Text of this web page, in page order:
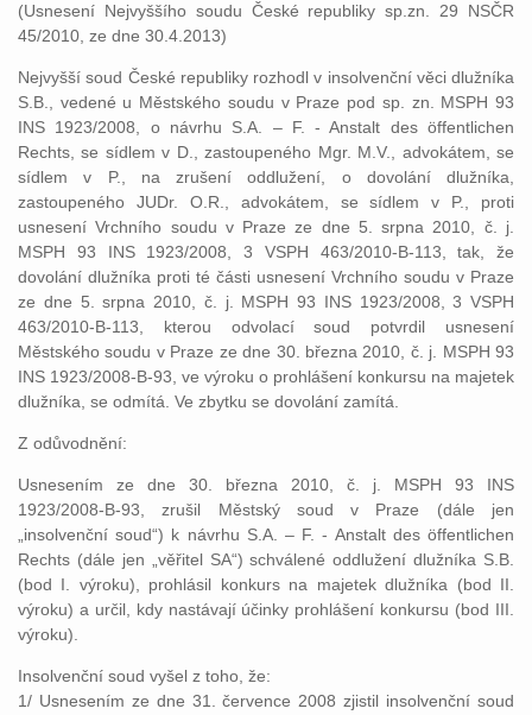
(Usnesení Nejvyššího soudu České republiky sp.zn. 29 NSČR
45/2010, ze dne 30.4.2013)
Nejvyšší soud České republiky rozhodl v insolvenční věci dlužníka
S.B., vedené u Městského soudu v Praze pod sp. zn. MSPH 93
INS 1923/2008, o návrhu S.A. – F. - Anstalt des öffentlichen
Rechts, se sídlem v D., zastoupeného Mgr. M.V., advokátem, se
sídlem v P., na zrušení oddlužení, o dovolání dlužníka,
zastoupeného JUDr. O.R., advokátem, se sídlem v P., proti
usnesení Vrchního soudu v Praze ze dne 5. srpna 2010, č. j.
MSPH 93 INS 1923/2008, 3 VSPH 463/2010-B-113, tak, že
dovolání dlužníka proti té části usnesení Vrchního soudu v Praze
ze dne 5. srpna 2010, č. j. MSPH 93 INS 1923/2008, 3 VSPH
463/2010-B-113, kterou odvolací soud potvrdil usnesení
Městského soudu v Praze ze dne 30. března 2010, č. j. MSPH 93
INS 1923/2008-B-93, ve výroku o prohlášení konkursu na majetek
dlužníka, se odmítá. Ve zbytku se dovolání zamítá.
Z odůvodnění:
Usnesením ze dne 30. března 2010, č. j. MSPH 93 INS
1923/2008-B-93, zrušil Městský soud v Praze (dále jen
„insolvenční soud“) k návrhu S.A. – F. - Anstalt des öffentlichen
Rechts (dále jen „věřitel SA“) schválené oddlužení dlužníka S.B.
(bod I. výroku), prohlásil konkurs na majetek dlužníka (bod II.
výroku) a určil, kdy nastávají účinky prohlášení konkursu (bod III.
výroku).
Insolvenční soud vyšel z toho, že:
1/ Usnesením ze dne 31. července 2008 zjistil insolvenční soud